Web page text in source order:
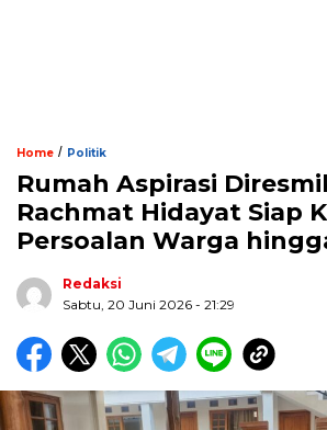
Home / Politik
Rumah Aspirasi
Rachmat Hidayat Siap
Persoalan Warga
Redaksi
Sabtu, 20 Juni 2026 - 21:29